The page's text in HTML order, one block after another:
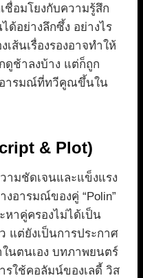
ชื่อมโยงกับความรู้สึก
ด้อย่างลึกซึ้ง อย่างไร
ส้นเรื่องรองอาจทำให้
ดูช้าลงบ้าง แต่ก็ถูก
อารมณ์ที่ทวีคูณขึ้นใน
& Plot)
ามชัดเจนและแข็งแรง
งอารมณ์ของคู่ “Polin”
หาคู่ครองไม่ได้เป็น
แต่ยังเป็นการประกาศ
นตนเอง บทภาพยนตร์
ใช้คอลัมน์ของเลดี้ วิส